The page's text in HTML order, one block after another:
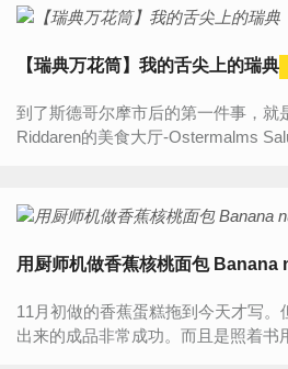
【瑞典万花筒】我的舌尖上的瑞典
到了斯德哥尔摩市后的第一件事，就
Riddaren的美食大厅-Ostermalms
用厨师机做香蕉核桃面包 Banana
11月初做的香蕉蛋糕拖到今天才写。
出来的成品非常成功。而且是照着书